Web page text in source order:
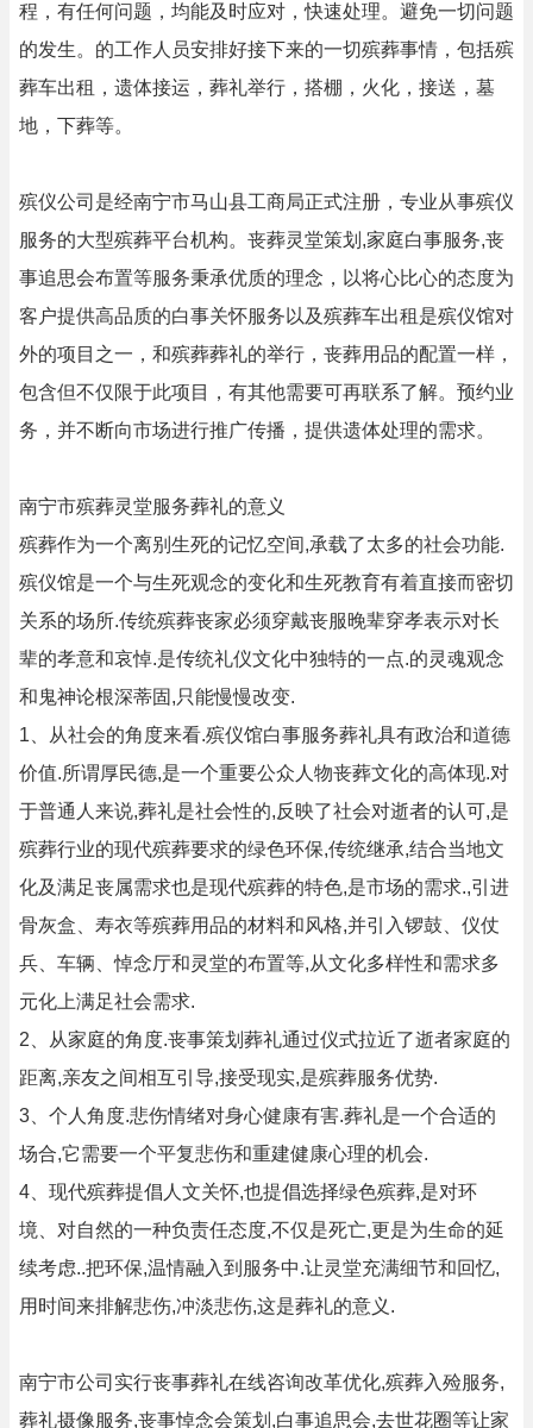
程，有任何问题，均能及时应对，快速处理。避免一切问题
的发生。的工作人员安排好接下来的一切殡葬事情，包括殡
葬车出租，遗体接运，葬礼举行，搭棚，火化，接送，墓
地，下葬等。
殡仪公司是经南宁市马山县工商局正式注册，专业从事殡仪
服务的大型殡葬平台机构。丧葬灵堂策划,家庭白事服务,丧
事追思会布置等服务秉承优质的理念，以将心比心的态度为
客户提供高品质的白事关怀服务以及殡葬车出租是殡仪馆对
外的项目之一，和殡葬葬礼的举行，丧葬用品的配置一样，
包含但不仅限于此项目，有其他需要可再联系了解。预约业
务，并不断向市场进行推广传播，提供遗体处理的需求。
南宁市殡葬灵堂服务葬礼的意义
殡葬作为一个离别生死的记忆空间,承载了太多的社会功能.
殡仪馆是一个与生死观念的变化和生死教育有着直接而密切
关系的场所.传统殡葬丧家必须穿戴丧服晚辈穿孝表示对长
辈的孝意和哀悼.是传统礼仪文化中独特的一点.的灵魂观念
和鬼神论根深蒂固,只能慢慢改变.
1、从社会的角度来看.殡仪馆白事服务葬礼具有政治和道德
价值.所谓厚民德,是一个重要公众人物丧葬文化的高体现.对
于普通人来说,葬礼是社会性的,反映了社会对逝者的认可,是
殡葬行业的现代殡葬要求的绿色环保,传统继承,结合当地文
化及满足丧属需求也是现代殡葬的特色,是市场的需求.,引进
骨灰盒、寿衣等殡葬用品的材料和风格,并引入锣鼓、仪仗
兵、车辆、悼念厅和灵堂的布置等,从文化多样性和需求多
元化上满足社会需求.
2、从家庭的角度.丧事策划葬礼通过仪式拉近了逝者家庭的
距离,亲友之间相互引导,接受现实,是殡葬服务优势.
3、个人角度.悲伤情绪对身心健康有害.葬礼是一个合适的
场合,它需要一个平复悲伤和重建健康心理的机会.
4、现代殡葬提倡人文关怀,也提倡选择绿色殡葬,是对环
境、对自然的一种负责任态度,不仅是死亡,更是为生命的延
续考虑..把环保,温情融入到服务中.让灵堂充满细节和回忆,
用时间来排解悲伤,冲淡悲伤,这是葬礼的意义.
南宁市公司实行丧事葬礼在线咨询改革优化,殡葬入殓服务,
葬礼摄像服务,丧事悼念会策划,白事追思会,去世花圈等让家